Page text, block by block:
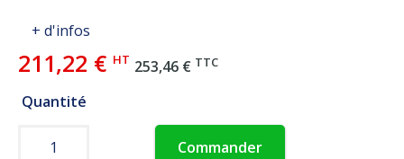
+ d'infos
211,22 € HT 253,46 € TTC
Quantité
Commander